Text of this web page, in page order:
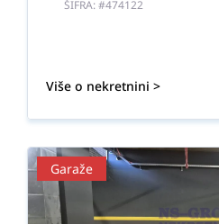
ŠIFRA: #474122
Više o nekretnini >
Garaže